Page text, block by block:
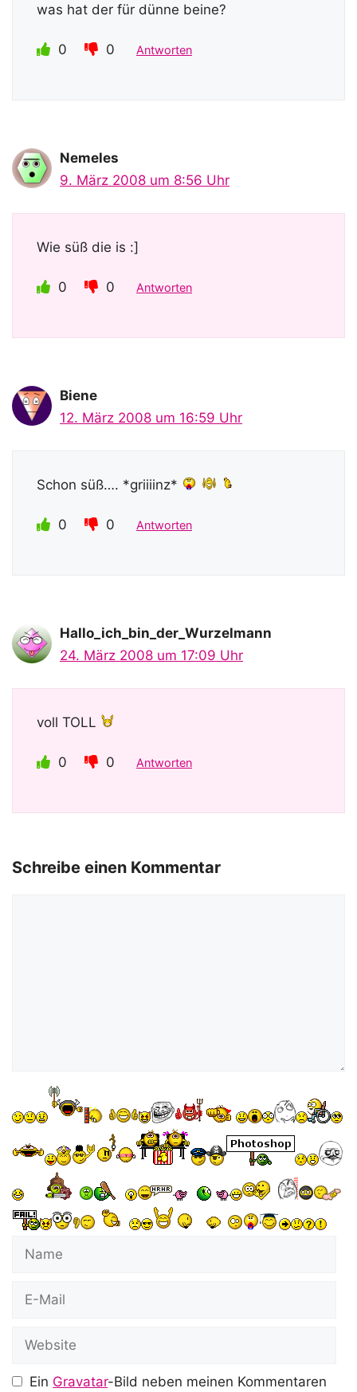
was hat der für dünne beine?
0 0 Antworten
Nemeles
9. März 2008 um 8:56 Uhr
Wie süß die is :]
0 0 Antworten
Biene
12. März 2008 um 16:59 Uhr
Schon süß…. *griiiinz*
0 0 Antworten
Hallo_ich_bin_der_Wurzelmann
24. März 2008 um 17:09 Uhr
voll TOLL
0 0 Antworten
Schreibe einen Kommentar
Mail
Ein Gravatar-Bild neben meinen Kommentaren